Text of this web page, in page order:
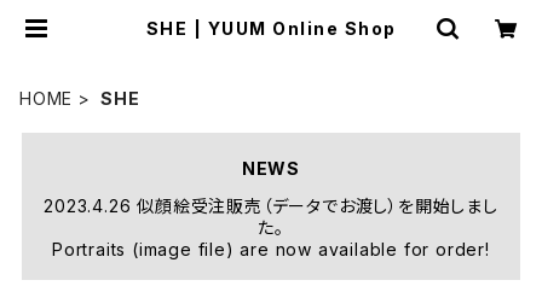
SHE | YUUM Online Shop
HOME SHE
NEWS
2023.4.26 似顔絵受注販売（データでお渡し）を開始しまし
た。
Portraits (image file) are now available for order!